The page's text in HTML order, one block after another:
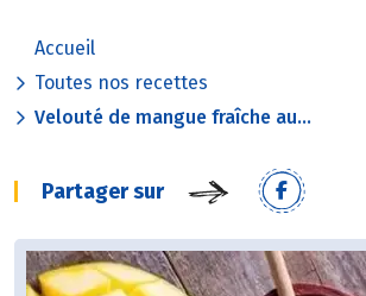
Accueil
Toutes nos recettes
Velouté de mangue fraîche au...
Partager sur